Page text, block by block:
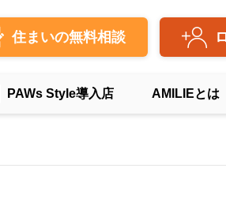
住まいの無料相談
PAWs Style導入店 AMILIEとは